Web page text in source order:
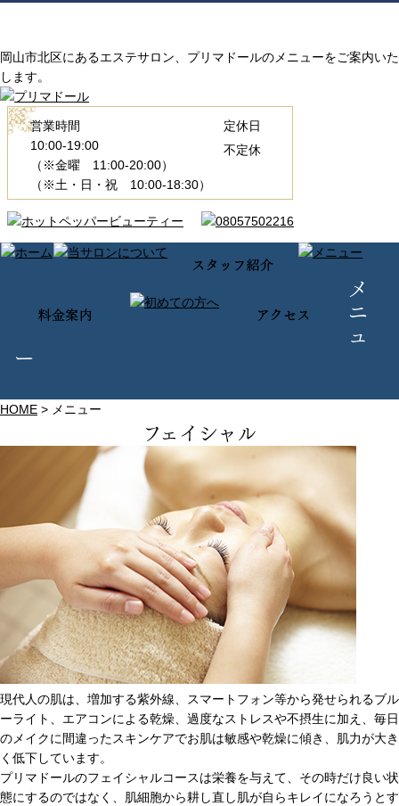
岡山市北区にあるエステサロン、プリマドールのメニューをご案内いた
します。
営業時間
10:00-19:00
（※金曜 11:00-20:00）
（※土・日・祝 10:00-18:30）
定休日
不定休
メ
ニ
ュ
ー
HOME > メニュー
フェイシャル
現代人の肌は、増加する紫外線、スマートフォン等から発せられるブル
ーライト、エアコンによる乾燥、過度なストレスや不摂生に加え、毎日
のメイクに間違ったスキンケアでお肌は敏感や乾燥に傾き、肌力が大き
く低下しています。
プリマドールのフェイシャルコースは栄養を与えて、その時だけ良い状
態にするのではなく、肌細胞から耕し直し肌が自らキレイになろうとす